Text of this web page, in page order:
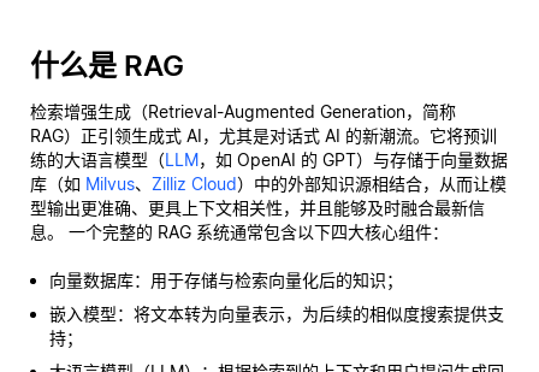
什么是 RAG
检索增强生成（Retrieval-Augmented Generation，简称
RAG）正引领生成式 AI，尤其是对话式 AI 的新潮流。它将预训
练的大语言模型（LLM，如 OpenAI 的 GPT）与存储于向量数据
库（如 Milvus、 Zilliz Cloud）中的外部知识源相结合，从而让模
型输出更准确、更具上下文相关性，并且能够及时融合最新信
息。 一个完整的 RAG 系统通常包含以下四大核心组件：
向量数据库：用于存储与检索向量化后的知识；
嵌入模型：将文本转为向量表示，为后续的相似度搜索提供支
持；